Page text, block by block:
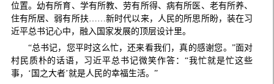
位置。幼有所育、学有所教、劳有所得、病有所医、老有所养、
住有所居、弱有所扶……新时代以来，人民的所思所盼，装在习
近平总书记心中，融入国家发展的顶层设计里。
“总书记，您平时这么忙，还来看我们，真的感谢您。”面对
村民质朴的话语，习近平总书记微笑作答：“我忙就是忙这些
事，‘国之大者’就是人民的幸福生活。”